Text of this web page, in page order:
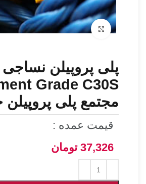
برای بزرگنمایی کلیک کنید
Grade C30S
مجتمع پلی پروپیلن
قیمت عمده :
37,326 تومان